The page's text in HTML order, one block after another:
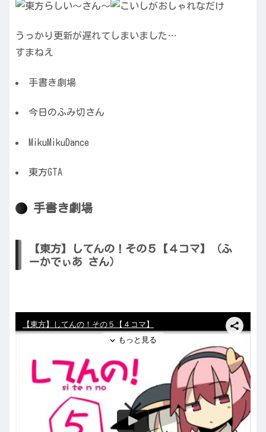
うっかり更新が遅れてしまいました…
すまねえ
手書き劇場
今日のふみ切さん
MikuMikuDance
東方GTA
手書き劇場
【東方】してんの！その５【４コマ】（ふ
ーかでぃあ さん）